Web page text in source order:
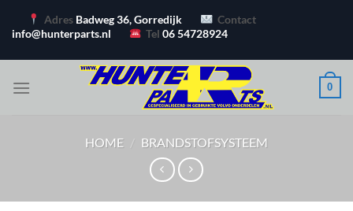
naar
Adres Badweg 36, Gorredijk
Contact
info@hunterparts.nl
Tel06 54728924
0
HOME / BRANDSTOFSYSTEEM